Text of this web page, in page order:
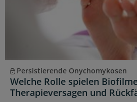
Persistierende Onychomykosen
Welche Rolle spielen
Therapieversagen und